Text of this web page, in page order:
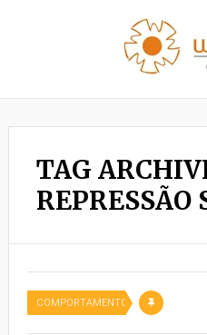
TAG
REPRESSÃO
COMPORTAMENTO